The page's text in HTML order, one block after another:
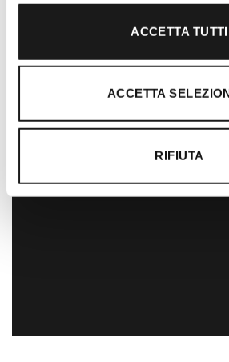
ACCETTA TUTTI
ACCETTA
RIFIUTA
INDICAZIONI